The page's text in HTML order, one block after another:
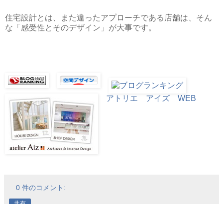
住宅設計とは、また違ったアプローチである店舗は、そん
な「感受性とそのデザイン」が大事です。
アトリエ アイズ WEB
0 件のコメント: